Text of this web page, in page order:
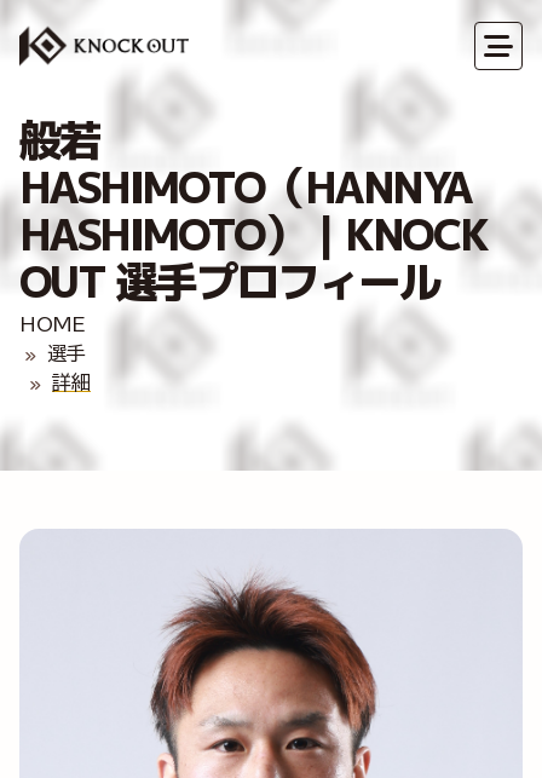
般若
HASHIMOTO（HANNYA
HASHIMOTO）｜KNOCK
OUT 選手プロフィール
HOME
選手
詳細